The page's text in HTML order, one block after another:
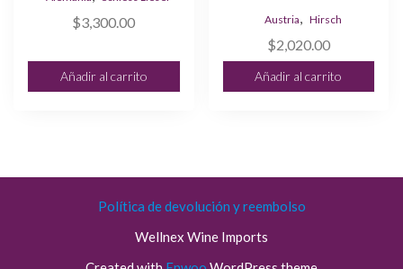
$3,300.00
Añadir al carrito
Austria Hirsch
$2,020.00
Añadir al carrito
Política de devolución y reembolso
Wellnex Wine Imports